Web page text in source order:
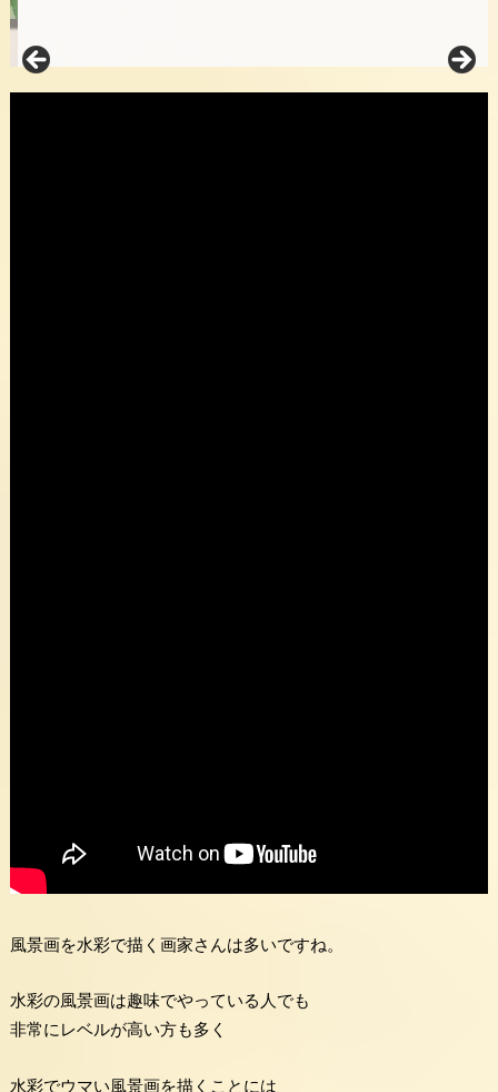
風景画を水彩で描く画家さんは多いですね。
水彩の風景画は趣味でやっている人でも
非常にレベルが高い方も多く
水彩でウマい風景画を描くことには